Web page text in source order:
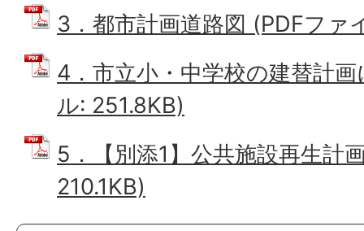
3．都市計画道路図 (PDFファ
4．市立小・中学校の建替計
ル: 251.8KB)
5．【別添1】公共施設再生計
210.1KB)